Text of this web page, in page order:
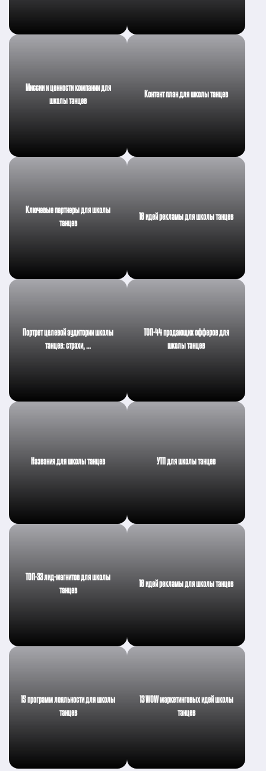
Миссии и ценности компании для
школы танцев
Контент план для школы танцев
Ключевые партнеры для школы
танцев
18 идей рекламы для школы танцев
Портрет целевой аудитории школы
танцев: страхи, …
ТОП-44 продающих офферов для
школы танцев
Названия для школы танцев УТП для школы танцев
ТОП-33 лид-магнитов для школы
танцев
18 идей рекламы для школы танцев
15 программ лояльности для школы
танцев
13 WOW маркетинговых идей школы
танцев